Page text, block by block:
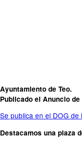
Ayuntamiento de Teo.
Publicado el Anuncio de
Se publica en el DOG
Destacamos una plaza